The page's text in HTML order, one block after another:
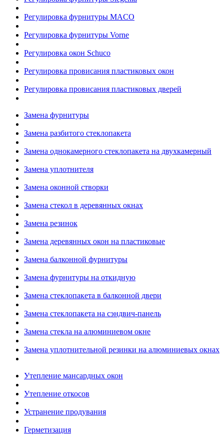
Регулировка фурнитуры MACO
Регулировка фурнитуры Vorne
Регулировка окон Schuco
Регулировка провисания пластиковых окон
Регулировка провисания пластиковых дверей
Замена фурнитуры
Замена разбитого стеклопакета
Замена однокамерного стеклопакета на двухкамерный
Замена уплотнителя
Замена оконной створки
Замена стекол в деревянных окнах
Замена резинок
Замена деревянных окон на пластиковые
Замена балконной фурнитуры
Замена фурнитуры на откидную
Замена стеклопакета в балконной двери
Замена стеклопакета на сэндвич-панель
Замена стекла на алюминиевом окне
Замена уплотнительной резинки на алюминиевых окнах
Утепление мансардных окон
Утепление откосов
Устранение продувания
Герметизация